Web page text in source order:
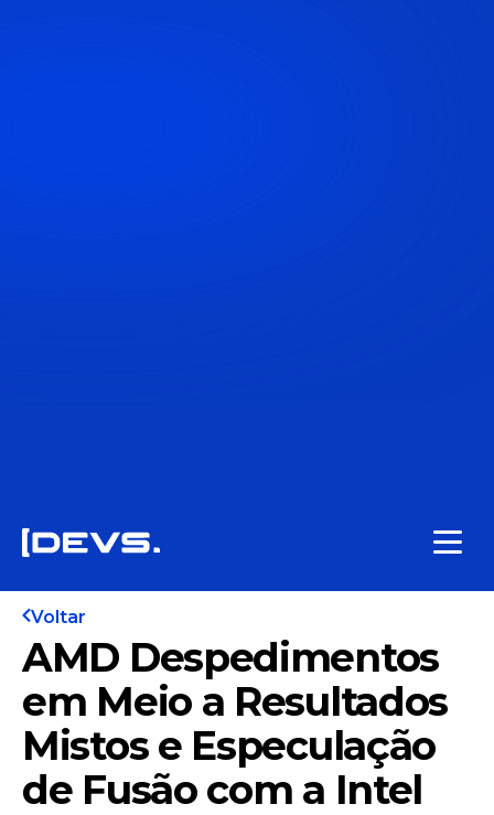
Voltar
AMD Despedimentos
em Meio a Resultados
Mistos e Especulação
de Fusão com a Intel